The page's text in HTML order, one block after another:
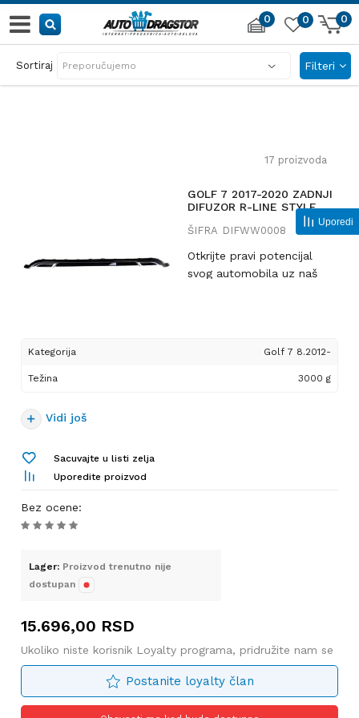
0 0
0
POZOVITE NAS
011 635 0666
Uporedi
Sortiraj Filteri
17 proizvoda
GOLF 7 2017-2020 ZADNJI
DIFUZOR R-LINE STYLE
ŠIFRA DIFWW0008
Otkrijte pravi potencijal
svog automobila uz naš
dodatak garantuje da će
konfiguracijama izduvnih
sistema u obliku -OO— —
dodatno povećava njegovu
svestranost i
Kategorija Golf 7 8.2012-
Težina 3000 g
Vidi još
Sacuvajte u listi zelja
Uporedite proizvod
Bez ocene:
Lager: Proizvod trenutno nije
dostupan
15.696,00 RSD
Ukoliko niste korisnik Loyalty programa, pridružite nam se
Postanite loyalty član